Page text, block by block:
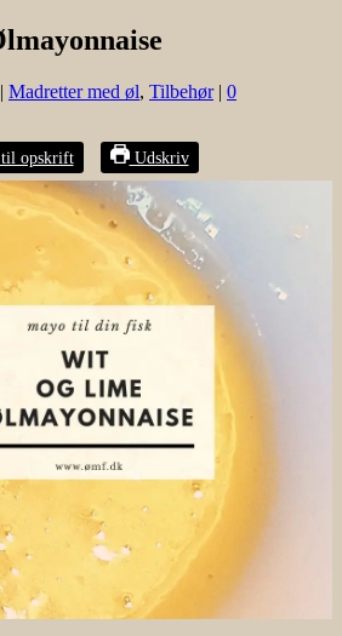
| Madretter med øl, Tilbehør| 0
til opskrift Udskriv